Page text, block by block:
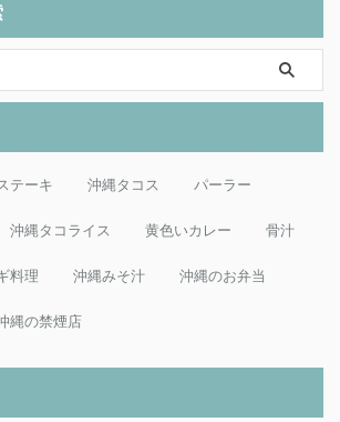
テーキ 沖縄タコス パーラー
沖縄タコライス 黄色いカレー 骨汁
料理 沖縄みそ汁 沖縄のお弁当
縄の禁煙店